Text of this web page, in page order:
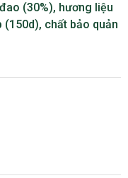
(30%), hương liệu
chất bảo quản